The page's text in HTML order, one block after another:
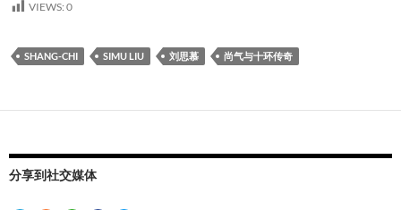
VIEWS: 0
SHANG-CHI SIMU LIU 刘思慕 尚气与十环传奇
分享到社交媒体